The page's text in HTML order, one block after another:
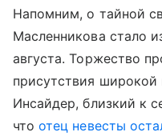
Напомним, о тайной
Масленникова стало
августа. Торжество
присутствия
Инсайдер, близкий к
чтоотец невесты